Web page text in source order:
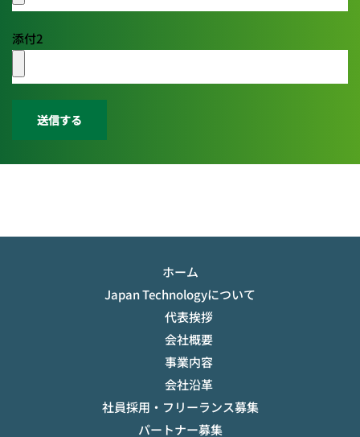
添付2
送信する
ホーム
Japan Technologyについて
代表挨拶
会社概要
事業内容
会社沿革
社員採用・フリーランス募集
パートナー募集